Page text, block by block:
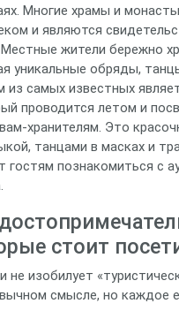
Многие храмы и
и являются
Местные жители бережно
уникальные обряды,
из самых известных
проводится летом и
хранителям. Это
танцами в масках и
гостям познакомиться с
стоит
не изобилует
смысле, но каждое